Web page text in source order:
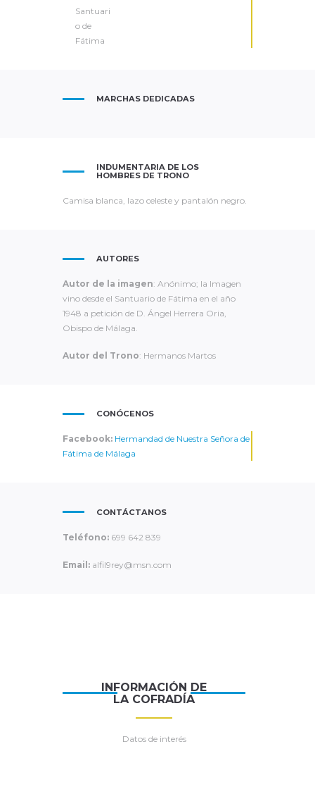
Santuari
o de
Fátima
MARCHAS DEDICADAS
INDUMENTARIA DE LOS
HOMBRES DE TRONO
Camisa blanca, lazo celeste y pantalón negro.
AUTORES
Autor de la imagen: Anónimo; la Imagen
vino desde el Santuario de Fátima en el año
1948 a petición de D. Ángel Herrera Oria,
Obispo de Málaga.
Autor del Trono: Hermanos Martos
CONÓCENOS
Facebook: Hermandad de Nuestra Señora de
Fátima de Málaga
CONTÁCTANOS
Teléfono: 699 642 839
Email: alfil9rey@msn.com
INFORMACIÓN DE
LA COFRADÍA
Datos de interés